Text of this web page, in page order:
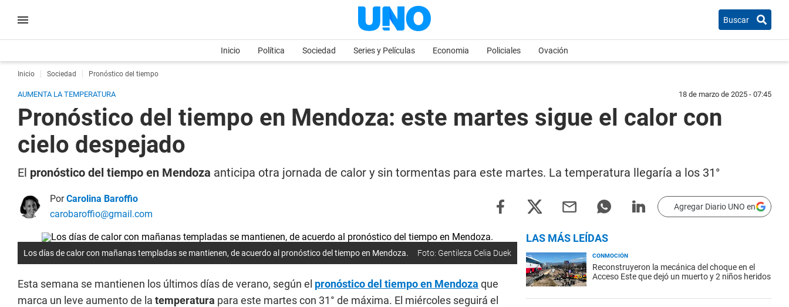
Buscar
Inicio Política Sociedad Series y Películas Economia Policiales Ovación
Inicio Sociedad Pronóstico del tiempo
AUMENTA LA TEMPERATURA 18 de marzo de 2025 - 07:45
Pronóstico del tiempo en Mendoza: este martes sigue el calor con
cielo despejado
El pronóstico del tiempo en Mendoza anticipa otra jornada de calor y sin tormentas para este martes. La temperatura llegaría a los 31°
PorCarolina Baroffio
carobaroffio@gmail.com
Agregar Diario UNO en
Los días de calor con mañanas templadas se mantienen, de acuerdo al pronóstico del tiempo en Mendoza. Foto: Gentileza Celia Duek
Esta semana se mantienen los últimos días de verano, según el pronóstico del tiempo en Mendoza que
marca un leve aumento de la temperatura para este martes con 31° de máxima. El miércoles seguirá el
LAS MÁS LEÍDAS
CONMOCIÓN
Reconstruyeron la mecánica del choque en el
Acceso Este que dejó un muerto y 2 niños heridos